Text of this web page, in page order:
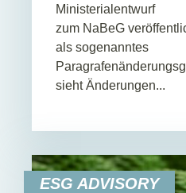
Ministerialentwurf
zum NaBeG
als sogenanntes
sieht Änderungen...
ESG ADVISORY